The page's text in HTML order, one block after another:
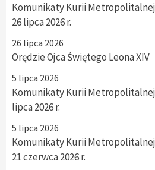
Komunikaty Kurii
26 lipca 2026 r.
26 lipca 2026
Orędzie Ojca Świętego Leona XIV
5 lipca 2026
Komunikaty Kurii
lipca 2026 r.
5 lipca 2026
Komunikaty Kurii
21 czerwca 2026 r.